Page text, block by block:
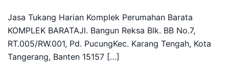
Jasa Tukang Harian Komplek Perumahan Barata
KOMPLEK BARATAJl. Bangun Reksa Blk. BB No.7,
RT.005/RW.001, Pd. PucungKec. Karang Tengah, Kota
Tangerang, Banten 15157 […]